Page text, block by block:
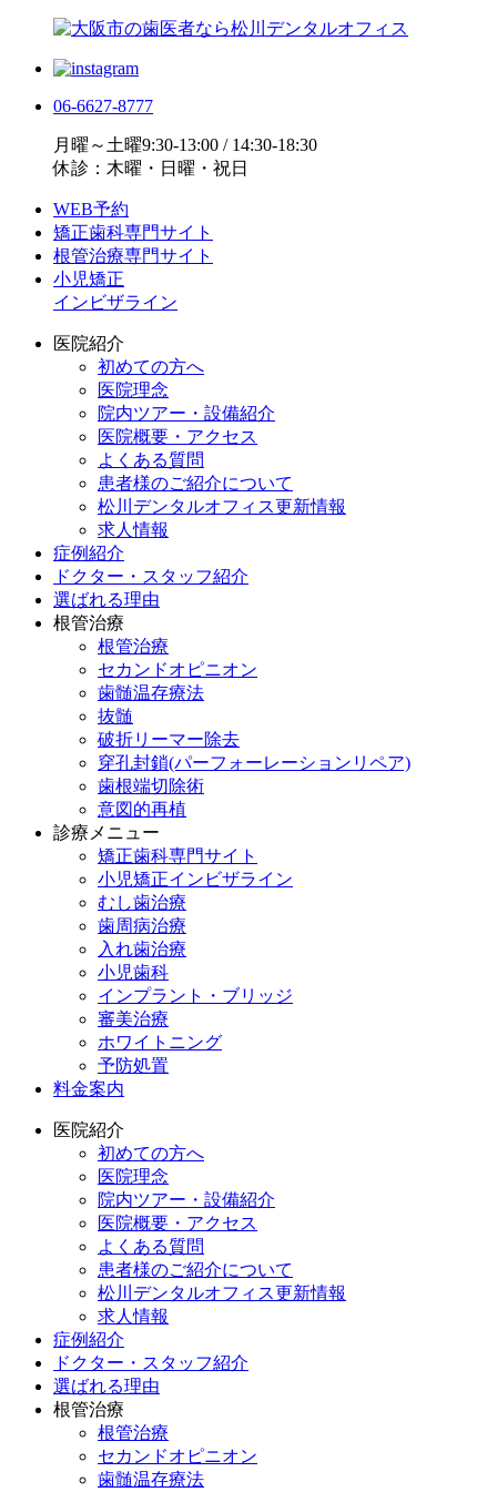
06-6627-8777
月曜～土曜9:30-13:00 / 14:30-18:30
休診：木曜・日曜・祝日
WEB予約
矯正歯科専門サイト
根管治療専門サイト
小児矯正
インビザライン
医院紹介
初めての方へ
医院理念
院内ツアー・設備紹介
医院概要・アクセス
よくある質問
患者様のご紹介について
松川デンタルオフィス更新情報
求人情報
症例紹介
ドクター・スタッフ紹介
選ばれる理由
根管治療
根管治療
セカンドオピニオン
歯髄温存療法
抜髄
破折リーマー除去
穿孔封鎖(パーフォーレーションリペア)
歯根端切除術
意図的再植
診療メニュー
矯正歯科専門サイト
小児矯正インビザライン
むし歯治療
歯周病治療
入れ歯治療
小児歯科
インプラント・ブリッジ
審美治療
ホワイトニング
予防処置
料金案内
医院紹介
初めての方へ
医院理念
院内ツアー・設備紹介
医院概要・アクセス
よくある質問
患者様のご紹介について
松川デンタルオフィス更新情報
求人情報
症例紹介
ドクター・スタッフ紹介
選ばれる理由
根管治療
根管治療
セカンドオピニオン
歯髄温存療法